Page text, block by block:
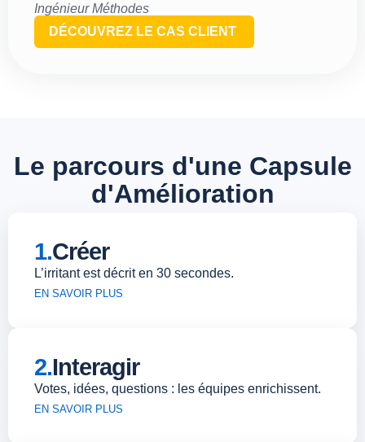
Ingénieur Méthodes
DÉCOUVREZ LE CAS CLIENT
Le parcours d'une Capsule
d'Amélioration
1.Créer
L’irritant est décrit en 30 secondes.
EN SAVOIR PLUS
2.Interagir
Votes, idées, questions : les équipes enrichissent.
EN SAVOIR PLUS